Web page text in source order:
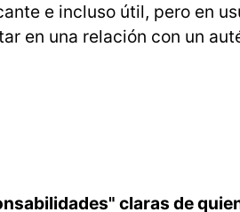
e incluso útil, pero en
en una relación con un
claras de